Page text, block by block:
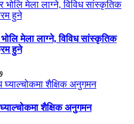
मेला लाग्ने, विविध सांस्कृतिक
हुने
घ्याल्चोकमा शैक्षिक अनुगमन